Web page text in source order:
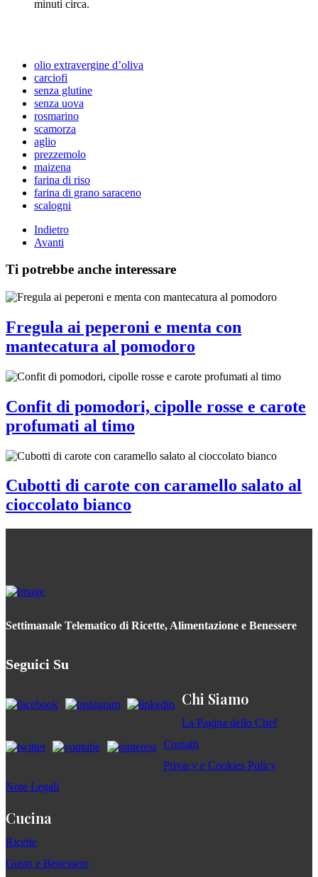
minuti circa.
olio extravergine d’oliva
carciofi
senza glutine
senza uova
rosmarino
scamorza
aglio
prezzemolo
maizena
farina di riso
farina di grano saraceno
scalogni
Indietro
Avanti
Ti potrebbe anche interessare
Fregula ai peperoni e menta con
mantecatura al pomodoro
Confit di pomodori, cipolle rosse e carote
profumati al timo
Cubotti di carote con caramello salato al
cioccolato bianco
Settimanale Telematico di Ricette, Alimentazione e Benessere
Seguici Su
Chi Siamo
La Pagina dello Chef
Contatti
Privacy e Cookies Policy
Note Legali
Cucina
Ricette
Gusto e Benessere